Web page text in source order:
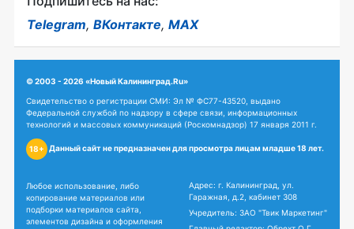
Telegram, ВКонтакте, MAX
© 2003 - 2026 «Новый Калининград.Ru»
Свидетельство о регистрации СМИ: Эл № ФС77-43520, выдано
Федеральной службой по надзору в сфере связи, информационных
технологий и массовых коммуникаций (Роскомнадзор) 17 января 2011 г.
18+ Данный сайт не предназначен для просмотра лицам младше 18 лет.
Любое использование, либо
копирование материалов или
подборки материалов сайта,
элементов дизайна и оформления
Адрес: г. Калининград, ул.
Гаражная, д.2, кабинет 308
Учредитель: ЗАО "Твик Маркетинг"